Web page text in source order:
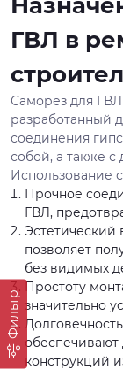
Фильтр
ГВЛ в
Саморез для
разработанный
соединения
собой, а также
Использование
Прочное
ГВЛ,
позволяет
без видимых
Простоту
значительно
конструкций